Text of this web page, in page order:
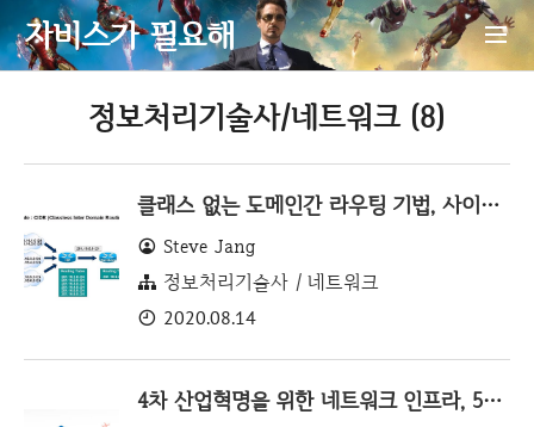
자비스가 필요해
정보처리기술사/네트워크 (8)
클래스 없는 도메인간 라우팅 기법, 사이더(CIDR)
Steve Jang
정보처리기술사 / 네트워크
2020.08.14
4차 산업혁명을 위한 네트워크 인프라, 5G(IMT-2020)